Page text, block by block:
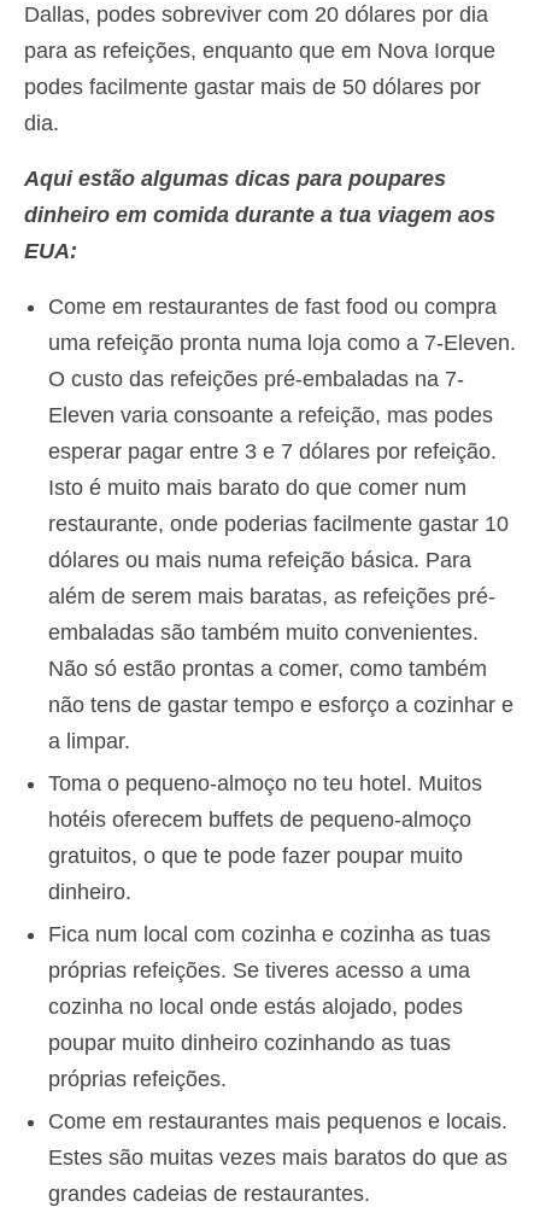
Dallas, podes sobreviver com 20 dólares por dia
para as refeições, enquanto que em Nova Iorque
podes facilmente gastar mais de 50 dólares por
dia.
Aqui estão algumas dicas para poupares
dinheiro em comida durante a tua viagem aos
EUA:
Come em restaurantes de fast food ou compra
uma refeição pronta numa loja como a 7-Eleven.
O custo das refeições pré-embaladas na 7-
Eleven varia consoante a refeição, mas podes
esperar pagar entre 3 e 7 dólares por refeição.
Isto é muito mais barato do que comer num
restaurante, onde poderias facilmente gastar 10
dólares ou mais numa refeição básica. Para
além de serem mais baratas, as refeições pré-
embaladas são também muito convenientes.
Não só estão prontas a comer, como também
não tens de gastar tempo e esforço a cozinhar e
a limpar.
Toma o pequeno-almoço no teu hotel. Muitos
hotéis oferecem buffets de pequeno-almoço
gratuitos, o que te pode fazer poupar muito
dinheiro.
Fica num local com cozinha e cozinha as tuas
próprias refeições. Se tiveres acesso a uma
cozinha no local onde estás alojado, podes
poupar muito dinheiro cozinhando as tuas
próprias refeições.
Come em restaurantes mais pequenos e locais.
Estes são muitas vezes mais baratos do que as
grandes cadeias de restaurantes.